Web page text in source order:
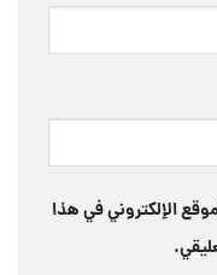
الإلكتروني في هذا